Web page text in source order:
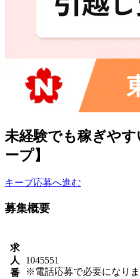
未経験でも稼ぎや
ープ】
キープ応募へ進む
募集概要
求
人
番
1045551
※電話応募で必要になりま